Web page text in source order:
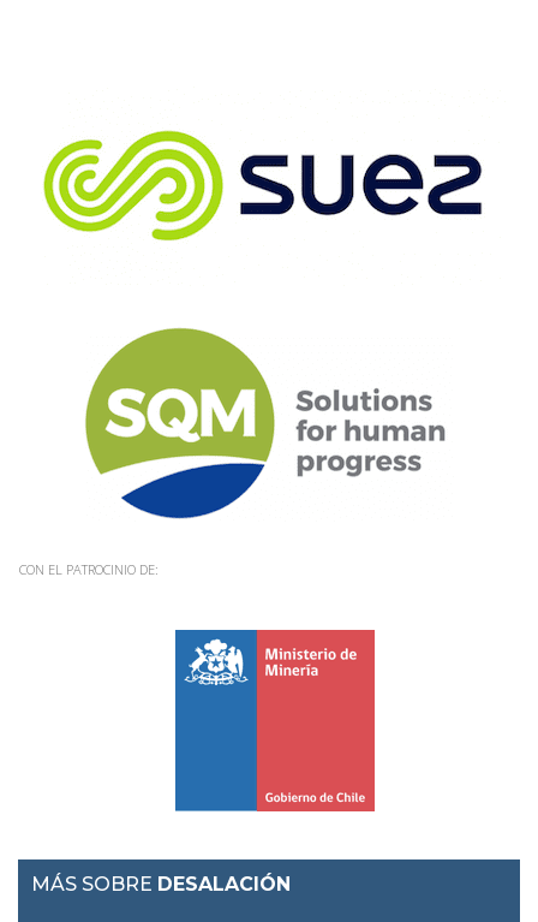
CON EL PATROCINIO DE:
MÁS SOBRE DESALACIÓN